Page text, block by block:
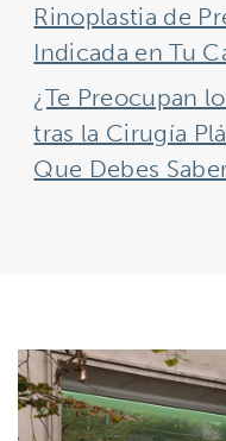
Rinoplastia de
Indicada en Tu
¿Te Preocupan
tras la Cirugía
Que Debes